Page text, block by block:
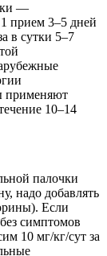
—
прием 3–5 дней
в сутки 5–7
применяют
10–14
палочки
надо добавлять
Если
симптомов
10 мг/кг/сут за